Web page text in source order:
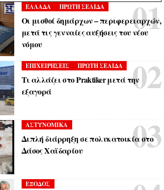
ΕΛΛΑΔΑ ΠΡΩΤΗ ΣΕΛΙΔΑ
Οι μισθοί δημάρχων – περιφερειαρχών,
μετά τις γενναίες αυξήσεις του νέου
νόμου
ΕΠΙΧΕΙΡΗΣΕΙΣ ΠΡΩΤΗ ΣΕΛΙΔΑ
Τι αλλάζει στο Praktiker μετά την
εξαγορά
ΑΣΤΥΝΟΜΙΚΑ
Διπλή διάρρηξη σε πολυκατοικία στο
Δάσος Χαϊδαρίου
ΕΞΟΔΟΣ